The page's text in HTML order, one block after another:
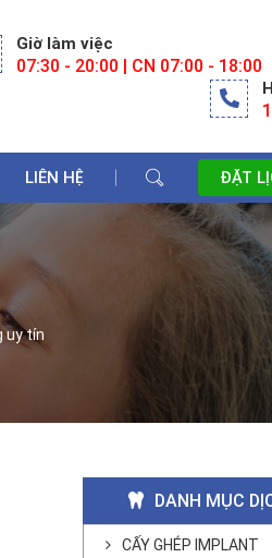
Giờ làm việc
07:30 - 20:00 | CN 07:00 - 18:00
LIÊN HỆ ĐẶT
uy tín
DANH MỤC
CẤY GHÉP IMPLANT